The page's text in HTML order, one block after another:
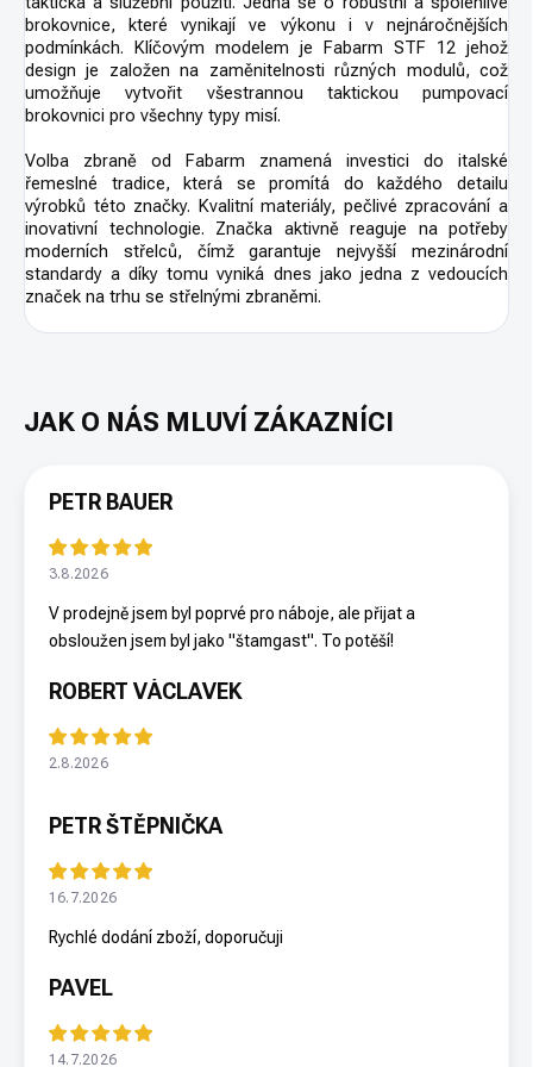
brokovnice, které vynikají ve výkonu i v nejnáročnějších
podmínkách. Klíčovým modelem je Fabarm STF 12 jehož
design je založen na zaměnitelnosti různých modulů, což
umožňuje vytvořit všestrannou taktickou pumpovací
brokovnici pro všechny typy misí.
Volba zbraně od Fabarm znamená investici do italské
řemeslné tradice, která se promítá do každého detailu
výrobků této značky. Kvalitní materiály, pečlivé zpracování a
inovativní technologie. Značka aktivně reaguje na potřeby
moderních střelců, čímž garantuje nejvyšší mezinárodní
standardy a díky tomu vyniká dnes jako jedna z vedoucích
značek na trhu se střelnými zbraněmi.
PETR BAUER
3.8.2026
V prodejně jsem byl poprvé pro náboje, ale přijat a
obsloužen jsem byl jako "štamgast". To potěší!
ROBERT VÁCLAVEK
2.8.2026
PETR ŠTĚPNIČKA
16.7.2026
Rychlé dodání zboží, doporučuji
PAVEL
14.7.2026